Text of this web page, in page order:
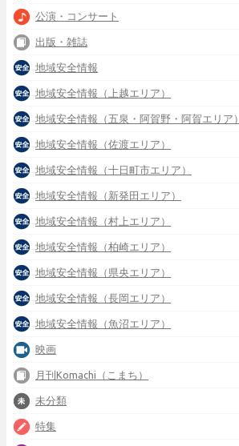
公演・コンサート
出版・雑誌
地域安全情報
地域安全情報（上越エリア）
地域安全情報（五泉・阿賀野・阿賀エリア）
地域安全情報（佐渡エリア）
地域安全情報（十日町市エリア）
地域安全情報（新発田エリア）
地域安全情報（村上エリア）
地域安全情報（柏崎エリア）
地域安全情報（県央エリア）
地域安全情報（長岡エリア）
地域安全情報（魚沼エリア）
映画
月刊Komachi（こまち）
未分類
特集